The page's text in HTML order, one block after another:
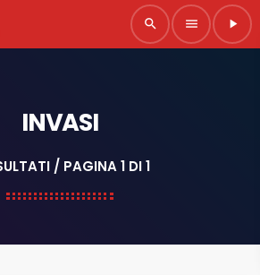
search menu play_arrow
INVASI
/ PAGINA 1 DI 1